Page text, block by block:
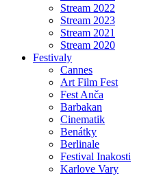
Stream 2022
Stream 2023
Stream 2021
Stream 2020
Festivaly
Cannes
Art Film Fest
Fest Anča
Barbakan
Cinematik
Benátky
Berlinale
Festival Inakosti
Karlove Vary